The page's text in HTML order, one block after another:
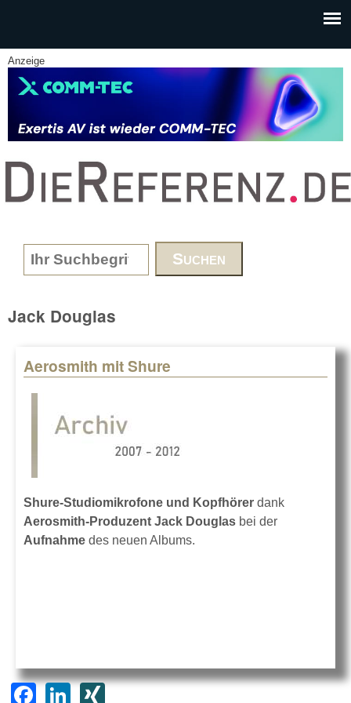
Anzeige
www.DieReferenz.de
Search form
Jack Douglas
Aerosmith mit Shure
Shure-Studiomikrofone und Kopfhörer dank
Aerosmith-Produzent Jack Douglas bei der
Aufnahme des neuen Albums.
F
Li XI